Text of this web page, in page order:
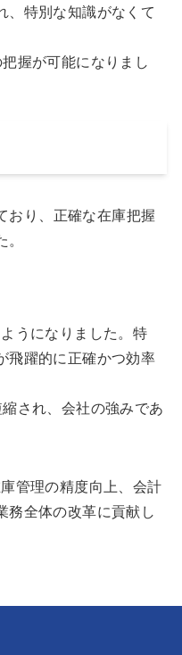
、特別な知識がなくて
握が可能になりまし
おり、正確な在庫把握
うになりました。特
飛躍的に正確かつ効率
され、会社の強みであ
管理の精度向上、会計
務全体の改革に貢献し